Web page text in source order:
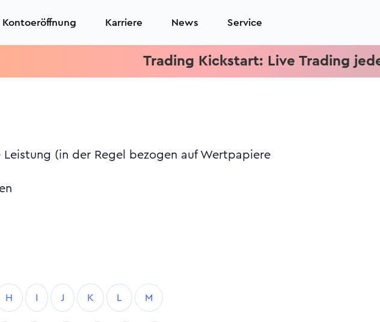
Kontoeröffnung Karriere News Service
Trading Kickstart: Live Trading jeden
(in der Regel bezogen auf Wertpapiere
H I J K L M